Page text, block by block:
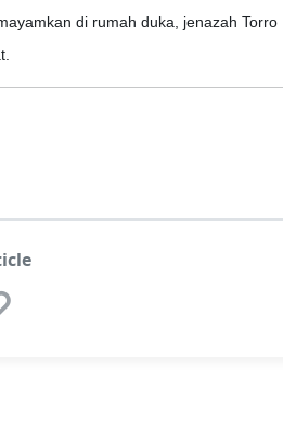
di rumah duka, jenazah Torro